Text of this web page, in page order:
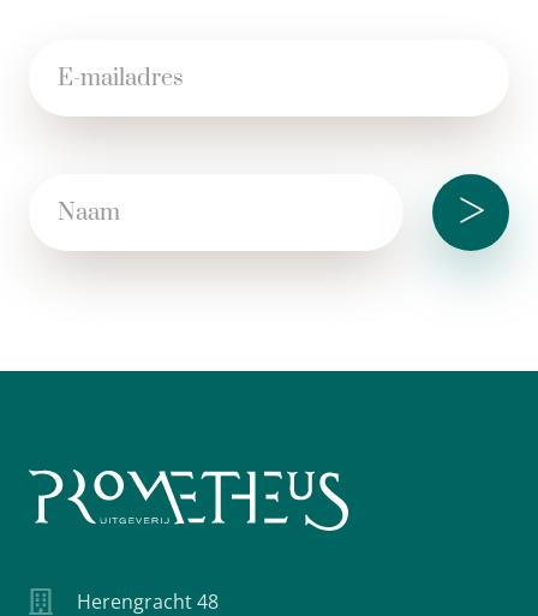
>
Herengracht 48